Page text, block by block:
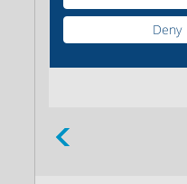
industrielles les plus
Deny